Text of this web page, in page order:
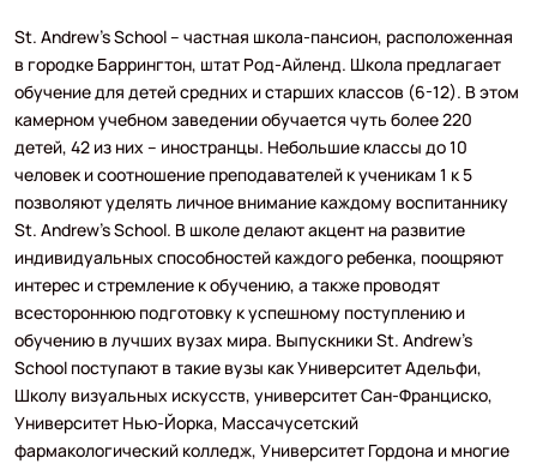
St. Andrew’s School – частная школа-пансион, расположенная
в городке Баррингтон, штат Род-Айленд. Школа предлагает
обучение для детей средних и старших классов (6-12). В этом
камерном учебном заведении обучается чуть более 220
детей, 42 из них – иностранцы. Небольшие классы до 10
человек и соотношение преподавателей к ученикам 1 к 5
позволяют уделять личное внимание каждому воспитаннику
St. Andrew’s School. В школе делают акцент на развитие
индивидуальных способностей каждого ребенка, поощряют
интерес и стремление к обучению, а также проводят
всестороннюю подготовку к успешному поступлению и
обучению в лучших вузах мира. Выпускники St. Andrew’s
School поступают в такие вузы как Университет Адельфи,
Школу визуальных искусств, университет Сан-Франциско,
Университет Нью-Йорка, Массачусетский
фармакологический колледж, Университет Гордона и многие